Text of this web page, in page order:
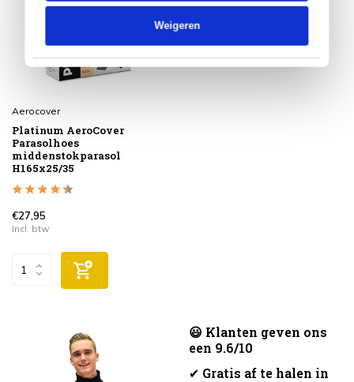
Weigeren
Aerocover
Platinum AeroCover
Parasolhoes
middenstokparasol
H165x25/35
€27,95
Incl. btw
😃 Klanten geven ons
een 9.6/10
✔ Gratis af te halen in